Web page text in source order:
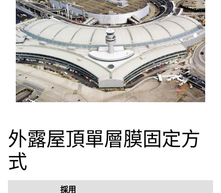
外露屋頂單層膜固定方
式
採用